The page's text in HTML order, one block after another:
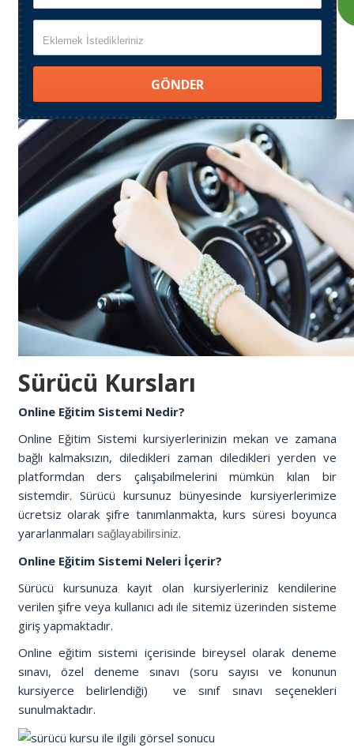
Eklemek İstedikleriniz
Sürücü Kursları
Online Eğitim Sistemi Nedir?
Online Eğitim Sistemi kursiyerlerinizin mekan ve zamana
bağlı kalmaksızın, diledikleri zaman diledikleri yerden ve
platformdan ders çalışabilmelerini mümkün kılan bir
sistemdir. Sürücü kursunuz bünyesinde kursiyerlerimize
ücretsiz olarak şifre tanımlanmakta, kurs süresi boyunca
yararlanmaları sağlayabilirsiniz.
Online Eğitim Sistemi Neleri İçerir?
Sürücü kursunuza kayıt olan kursiyerleriniz kendilerine
verilen şifre veya kullanıcı adı ile sitemiz üzerinden sisteme
giriş yapmaktadır.
Online eğitim sistemi içerisinde bireysel olarak deneme
sınavı, özel deneme sınavı (soru sayısı ve konunun
kursiyerce belirlendiği) ve sınıf sınavı seçenekleri
sunulmaktadır.